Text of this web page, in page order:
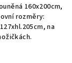
160x200cm,
rozměry:
na